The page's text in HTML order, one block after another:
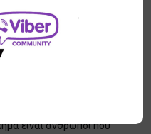
του νέου του σπιτιού ή
Επειδή οι συνάδελφοι
ελάχιστες οικοδομικές
η αλήθεια είναι πως
είναι άνθρωποι που